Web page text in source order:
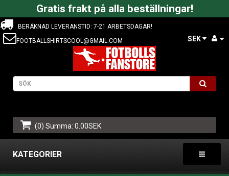
Gratis frakt på alla beställningar!
BERÄKNAD LEVERANSTID: 7-21 ARBETSDAGAR!
FOOTBALLSHIRTSCOOL@GMAIL.COM
SEK
(0) Summa: 0.00SEK
KATEGORIER